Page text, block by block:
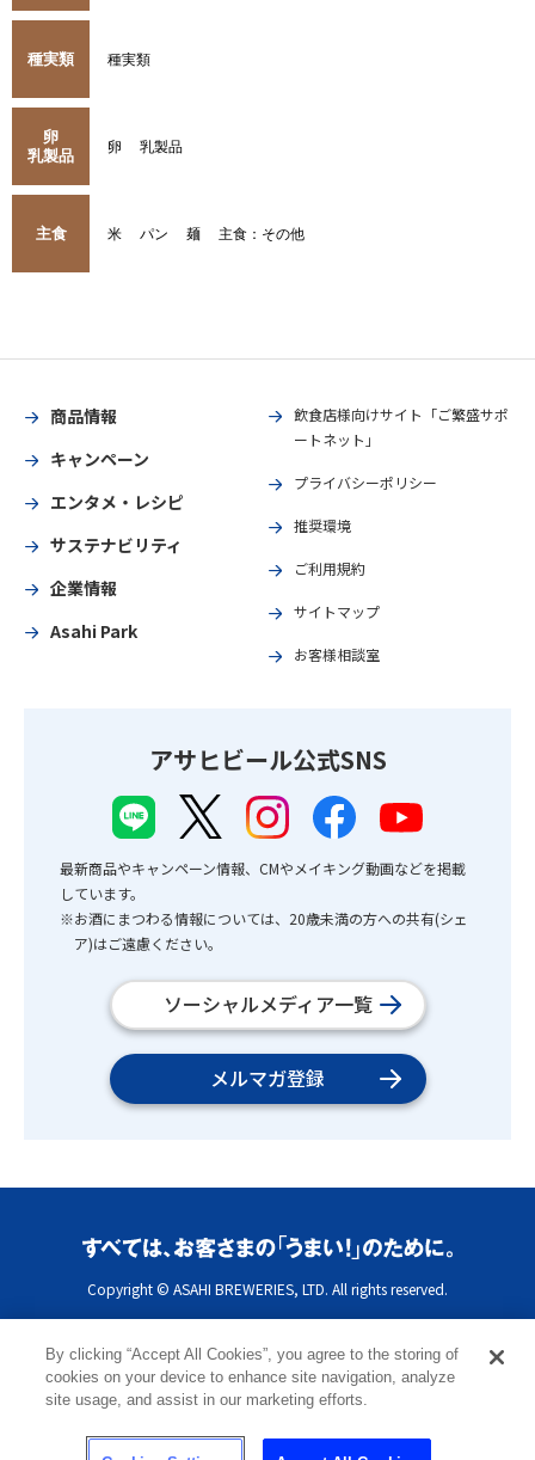
種実類 種実類
卵
乳製品
卵 乳製品
主食 米 パン 麺 主食：その他
商品情報
キャンペーン
エンタメ・レシピ
サステナビリティ
企業情報
Asahi Park
飲食店様向けサイト「ご繁盛サポ
ートネット」
プライバシーポリシー
推奨環境
ご利用規約
サイトマップ
お客様相談室
アサヒビール公式SNS
最新商品やキャンペーン情報、CMやメイキング動画などを掲載
しています。
※お酒にまつわる情報については、20歳未満の方への共有(シェ
ア)はご遠慮ください。
ソーシャルメディア一覧
メルマガ登録
Copyright © ASAHI BREWERIES, LTD. All rights reserved.
By clicking “Accept All Cookies”, you agree to the storing of
cookies on your device to enhance site navigation, analyze
site usage, and assist in our marketing efforts.